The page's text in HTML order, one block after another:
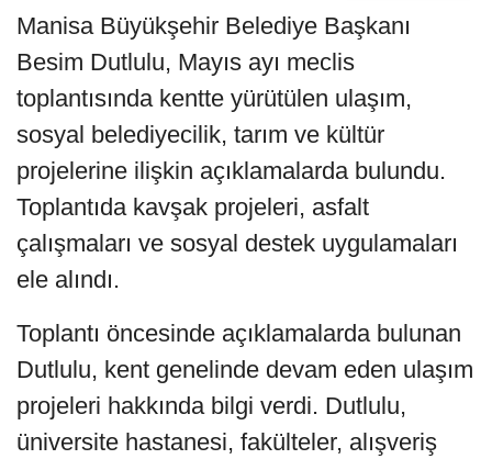
Manisa Büyükşehir Belediye Başkanı
Besim Dutlulu, Mayıs ayı meclis
toplantısında kentte yürütülen ulaşım,
sosyal belediyecilik, tarım ve kültür
projelerine ilişkin açıklamalarda bulundu.
Toplantıda kavşak projeleri, asfalt
çalışmaları ve sosyal destek uygulamaları
ele alındı.
Toplantı öncesinde açıklamalarda bulunan
Dutlulu, kent genelinde devam eden ulaşım
projeleri hakkında bilgi verdi. Dutlulu,
üniversite hastanesi, fakülteler, alışveriş